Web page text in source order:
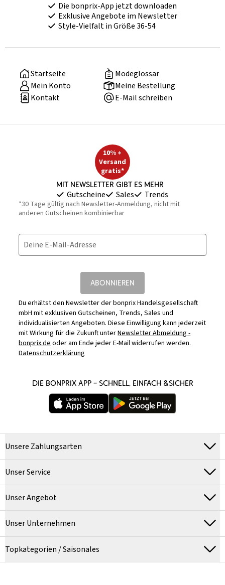
Die bonprix-App jetzt downloaden
Exklusive Angebote im Newsletter
Style-Vielfalt in Größe 36-54
Startseite
Modeglossar
Mein Konto
Meine Bestellung
Kontakt
E-Mail schreiben
10% +
Versand
gratis*
Mit Newsletter gibt es mehr
Gutscheine Sales Trends
*30 Tage gültig nach Newsletter-Anmeldung, nicht mit
anderen Gutscheinen kombinierbar
Deine E-Mail-Adresse
ABONNIEREN
Du erhältst den Newsletter der bonprix Handelsgesellschaft
mbH mit exklusiven Gutscheinen, Trends, Sales und
individualisierten Angeboten. Diese Einwilligung kann jederzeit
mit Wirkung für die Zukunft unterNewsletter Abmeldung -
bonprix.deoder am Ende jeder E-Mail widerrufen werden.
Datenschutzerklärung
DIE BONPRIX APP – SCHNELL, EINFACH &SICHER
Unsere Zahlungsarten
Unser Service
Unser Angebot
Unser Unternehmen
Topkategorien / Saisonales